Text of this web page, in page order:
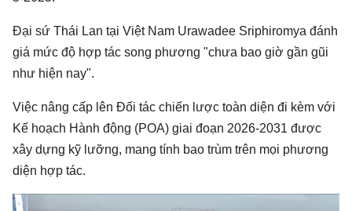
Đại sứ Thái Lan tại Việt Nam Urawadee Sriphiromya đánh
giá mức độ hợp tác song phương "chưa bao giờ gần gũi
như hiện nay".
Việc nâng cấp lên Đối tác chiến lược toàn diện đi kèm với
Kế hoạch Hành động (POA) giai đoạn 2026-2031 được
xây dựng kỹ lưỡng, mang tính bao trùm trên mọi phương
diện hợp tác.